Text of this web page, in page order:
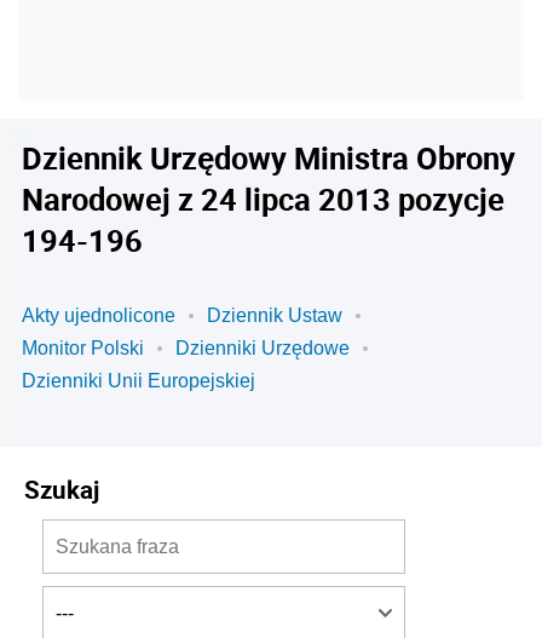
Dziennik Urzędowy Ministra Obrony
Narodowej z 24 lipca 2013 pozycje
194-196
Akty ujednolicone
Dziennik Ustaw
Monitor Polski
Dzienniki Urzędowe
Dzienniki Unii Europejskiej
Szukaj